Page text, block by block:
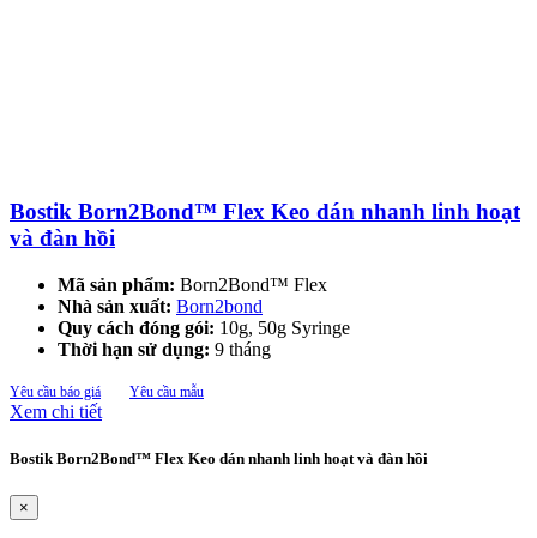
Bostik Born2Bond™ Flex Keo dán nhanh linh hoạt
và đàn hồi
Mã sản phẩm: Born2Bond™ Flex
Nhà sản xuất: Born2bond
Quy cách đóng gói: 10g, 50g Syringe
Thời hạn sử dụng: 9 tháng
Yêu cầu báo giá Yêu cầu mẫu
Xem chi tiết
Bostik Born2Bond™ Flex Keo dán nhanh linh hoạt và đàn hồi
×